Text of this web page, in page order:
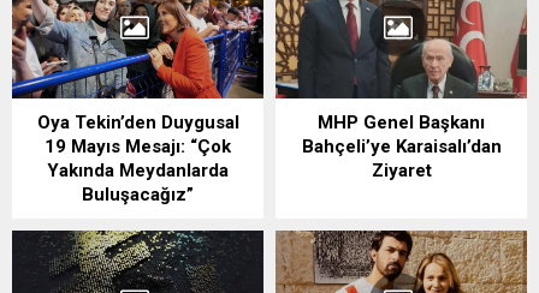
Oya Tekin’den Duygusal
19 Mayıs Mesajı: “Çok
Yakında Meydanlarda
Buluşacağız”
MHP Genel Başkanı
Bahçeli’ye Karaisalı’dan
Ziyaret